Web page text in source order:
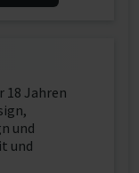
18 Jahren
und
und